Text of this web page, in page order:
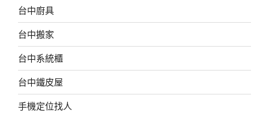
台中廚具
台中搬家
台中系統櫃
台中鐵皮屋
手機定位找人